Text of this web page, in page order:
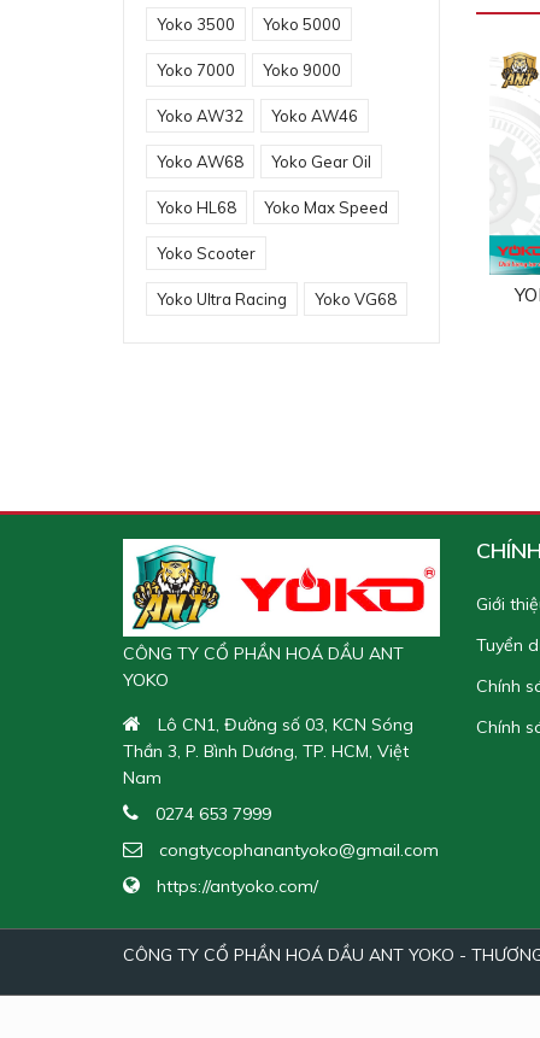
YOKO 9000
Yoko 3500 Yoko 5000
Yoko 7000 Yoko 9000
Yoko AW32 Yoko AW46
Yoko AW68 Yoko Gear Oil
Yoko HL68 Yoko Max Speed
Yoko Scooter
Yoko Ultra Racing Yoko VG68
CÔNG TY CỔ PHẦN HOÁ DẦU ANT
YOKO
Lô CN1, Đường số 03, KCN Sóng
Thần 3, P. Bình Dương, TP. HCM, Việt
Nam
0274 653 7999
congtycophanantyoko@gmail.com
https://antyoko.com/
Giới
Tuyển
Chính
Chính
CÔNG TY CỔ PHẦN HOÁ DẦU ANT YOKO -